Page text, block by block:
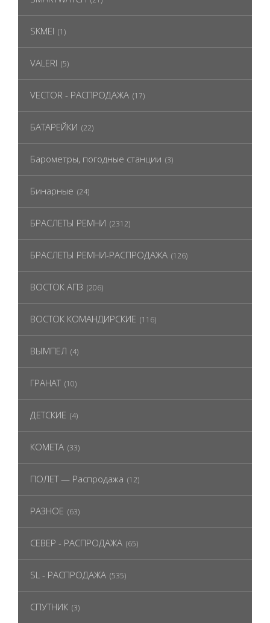
SKMEI (1)
VALERI (5)
VECTOR - РАСПРОДАЖА (17)
БАТАРЕЙКИ (22)
Барометры, погодные станции (3)
Бинарные (24)
БРАСЛЕТЫ РЕМНИ (2312)
БРАСЛЕТЫ РЕМНИ-РАСПРОДАЖА (126)
ВОСТОК АПЗ (206)
ВОСТОК КОМАНДИРСКИЕ (116)
ВЫМПЕЛ (4)
ГРАНАТ (10)
ДЕТСКИЕ (4)
КОМЕТА (33)
ПОЛЕТ — Распродажа (12)
РАЗНОЕ (63)
СЕВЕР - РАСПРОДАЖА (65)
SL - РАСПРОДАЖА (535)
СПУТНИК (3)